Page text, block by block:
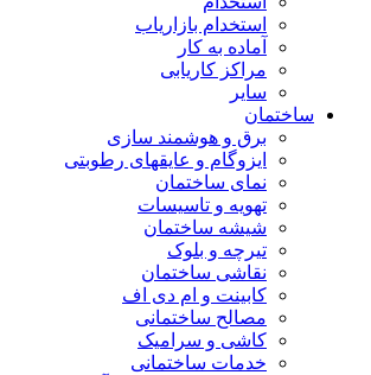
استخدام بازاریاب
آماده به کار
مراکز کاریابی
سایر
ساختمان
برق و هوشمند سازی
ایزوگام و عایقهای رطوبتی
نمای ساختمان
تهویه و تاسیسات
شیشه ساختمان
تیرچه و بلوک
نقاشی ساختمان
کابینت و ام دی اف
مصالح ساختمانی
کاشی و سرامیک
خدمات ساختمانی